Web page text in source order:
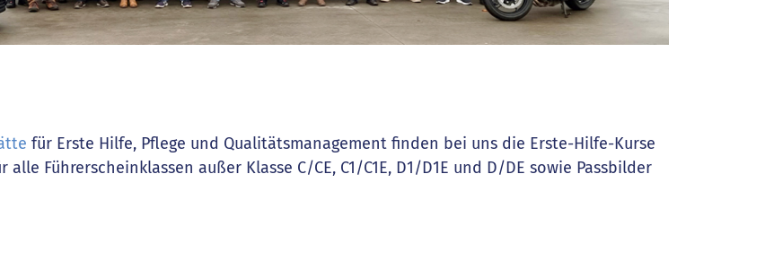
für Erste Hilfe, Pflege und Qualitätsmanagement finden bei uns die Erste-Hilfe-Kurse
Führerscheinklassen außer Klasse C/CE, C1/C1E, D1/D1E und D/DE sowie Passbilder